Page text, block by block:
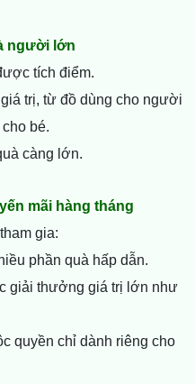
người lớn
tích điểm.
trị, từ đồ dùng cho người
bé.
càng lớn.
mãi hàng tháng
gia:
phần quà hấp dẫn.
giải thưởng giá trị lớn như
quyền chỉ dành riêng cho